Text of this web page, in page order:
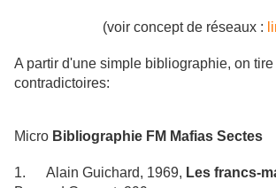
(voir concept de réseaux :
A partir d'une simple bibliographie, on
contradictoires:
Micro Bibliographie FM Mafias Sectes
1. Alain Guichard, 1969, Les francs-